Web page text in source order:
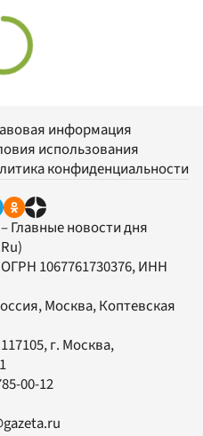
информация
использования
конфиденциальности
Главные новости дня
1067761730376, ИНН
Москва, Коптевская
117105, г. Москва,
00-12